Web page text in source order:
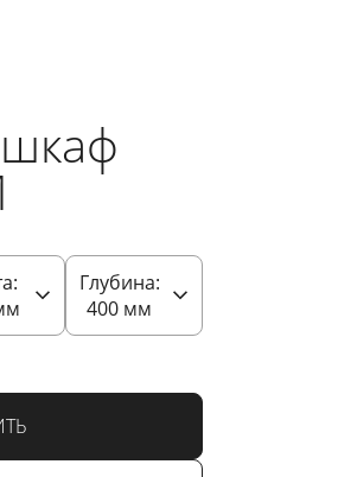
Глубина:
400 мм